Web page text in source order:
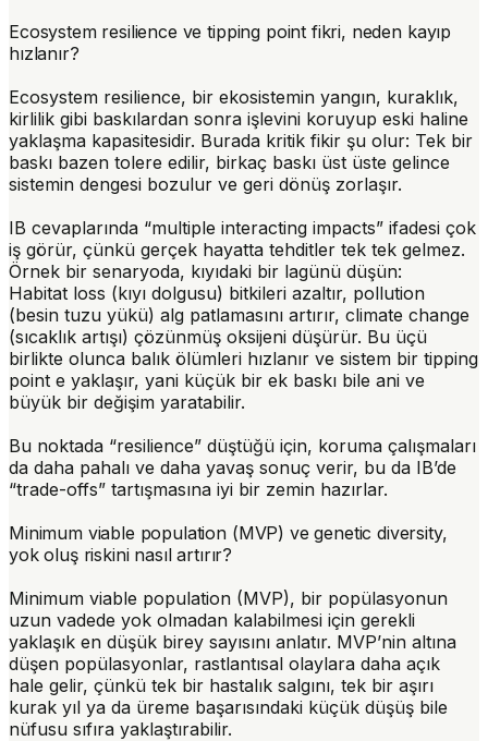
Ecosystem resilience ve tipping point fikri, neden kayıp
hızlanır?
Ecosystem resilience, bir ekosistemin yangın, kuraklık,
kirlilik gibi baskılardan sonra işlevini koruyup eski haline
yaklaşma kapasitesidir. Burada kritik fikir şu olur: Tek bir
baskı bazen tolere edilir, birkaç baskı üst üste gelince
sistemin dengesi bozulur ve geri dönüş zorlaşır.
IB cevaplarında “multiple interacting impacts” ifadesi çok
iş görür, çünkü gerçek hayatta tehditler tek tek gelmez.
Örnek bir senaryoda, kıyıdaki bir lagünü düşün:
Habitat loss (kıyı dolgusu) bitkileri azaltır, pollution
(besin tuzu yükü) alg patlamasını artırır, climate change
(sıcaklık artışı) çözünmüş oksijeni düşürür. Bu üçü
birlikte olunca balık ölümleri hızlanır ve sistem bir tipping
point e yaklaşır, yani küçük bir ek baskı bile ani ve
büyük bir değişim yaratabilir.
Bu noktada “resilience” düştüğü için, koruma çalışmaları
da daha pahalı ve daha yavaş sonuç verir, bu da IB’de
“trade-offs” tartışmasına iyi bir zemin hazırlar.
Minimum viable population (MVP) ve genetic diversity,
yok oluş riskini nasıl artırır?
Minimum viable population (MVP), bir popülasyonun
uzun vadede yok olmadan kalabilmesi için gerekli
yaklaşık en düşük birey sayısını anlatır. MVP’nin altına
düşen popülasyonlar, rastlantısal olaylara daha açık
hale gelir, çünkü tek bir hastalık salgını, tek bir aşırı
kurak yıl ya da üreme başarısındaki küçük düşüş bile
nüfusu sıfıra yaklaştırabilir.